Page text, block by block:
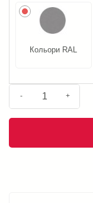
Кольори RAL
- +